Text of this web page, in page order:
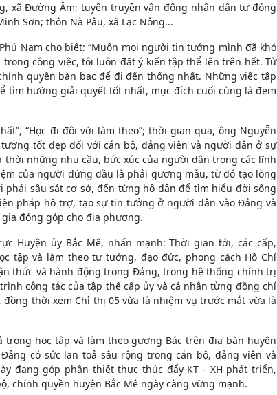
xã Đường Âm; tuyên truyền vận động nhân dân tự đóng
Sơn; thôn Nà Pâu, xã Lạc Nông...
Nam cho biết: “Muốn mọi người tin tưởng mình đã khó
công việc, tôi luôn đặt ý kiến tập thể lên trên hết. Từ
quyền bàn bạc để đi đến thống nhất. Những việc tập
tìm hướng giải quyết tốt nhất, mục đích cuối cùng là đem
“Học đi đôi với làm theo”; thời gian qua, ông Nguyễn
tốt đẹp đối với cán bộ, đảng viên và người dân ở sự
thời những nhu cầu, bức xúc của người dân trong các lĩnh
của người đứng đầu là phải gương mẫu, từ đó tạo lòng
sâu sát cơ sở, đến từng hộ dân để tìm hiểu đời sống
pháp hỗ trợ, tạo sự tin tưởng ở người dân vào Đảng và
đóng góp cho địa phương.
Huyện ủy Bắc Mê, nhấn mạnh: Thời gian tới, các cấp,
tập và làm theo tư tưởng, đạo đức, phong cách Hồ Chí
thức và hành động trong Đảng, trong hệ thống chính trị
công tác của tập thể cấp ủy và cá nhân từng đồng chí
thời xem Chỉ thị 05 vừa là nhiệm vụ trước mắt vừa là
học tập và làm theo gương Bác trên địa bàn huyện
có sức lan toả sâu rộng trong cán bộ, đảng viên và
đang góp phần thiết thực thúc đẩy KT - XH phát triển,
chính quyền huyện Bắc Mê ngày càng vững mạnh.